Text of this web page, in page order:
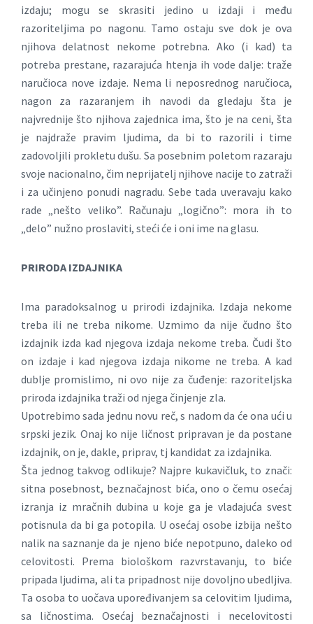
izdaju; mogu se skrasiti jedino u izdaji i među
razoriteljima po nagonu. Tamo ostaju sve dok je ova
njihova delatnost nekome potrebna. Ako (i kad) ta
potreba prestane, razarajuća htenja ih vode dalje: traže
naručioca nove izdaje. Nema li neposrednog naručioca,
nagon za razaranjem ih navodi da gledaju šta je
najvrednije što njihova zajednica ima, što je na ceni, šta
je najdraže pravim ljudima, da bi to razorili i time
zadovoljili prokletu dušu. Sa posebnim poletom razaraju
svoje nacionalno, čim neprijatelj njihove nacije to zatraži
i za učinjeno ponudi nagradu. Sebe tada uveravaju kako
rade „nešto veliko”. Računaju „logično”: mora ih to
„delo” nužno proslaviti, steći će i oni ime na glasu.
PRIRODA IZDAJNIKA
Ima paradoksalnog u prirodi izdajnika. Izdaja nekome
treba ili ne treba nikome. Uzmimo da nije čudno što
izdajnik izda kad njegova izdaja nekome treba. Čudi što
on izdaje i kad njegova izdaja nikome ne treba. A kad
dublje promislimo, ni ovo nije za čuđenje: razoriteljska
priroda izdajnika traži od njega činjenje zla.
Upotrebimo sada jednu novu reč, s nadom da će ona ući u
srpski jezik. Onaj ko nije ličnost pripravan je da postane
izdajnik, on je, dakle, priprav, tj kandidat za izdajnika.
Šta jednog takvog odlikuje? Najpre kukavičluk, to znači:
sitna posebnost, beznačajnost bića, ono o čemu osećaj
izranja iz mračnih dubina u koje ga je vladajuća svest
potisnula da bi ga potopila. U osećaj osobe izbija nešto
nalik na saznanje da je njeno biće nepotpuno, daleko od
celovitosti. Prema biološkom razvrstavanju, to biće
pripada ljudima, ali ta pripadnost nije dovoljno ubedljiva.
Ta osoba to uočava upoređivanjem sa celovitim ljudima,
sa ličnostima. Osećaj beznačajnosti i necelovitosti